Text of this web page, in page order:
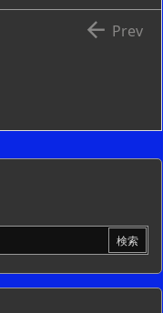
 Prev